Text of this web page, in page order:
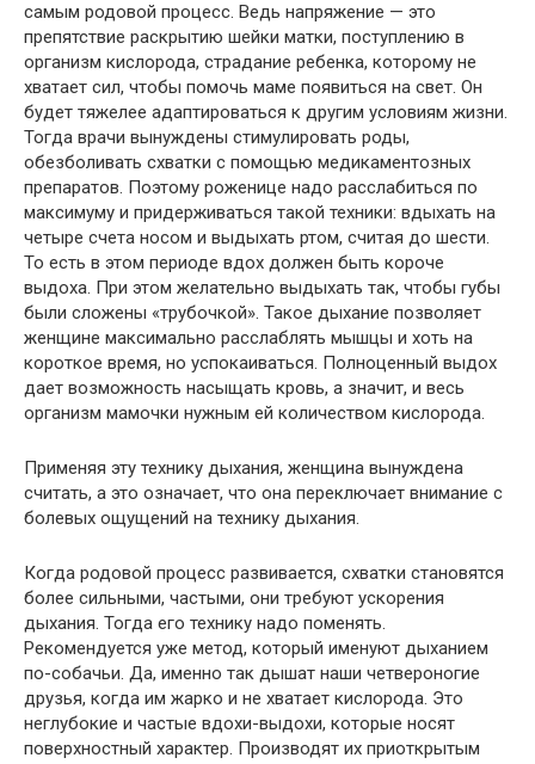
самым родовой процесс. Ведь напряжение — это
препятствие раскрытию шейки матки, поступлению в
организм кислорода, страдание ребенка, которому не
хватает сил, чтобы помочь маме появиться на свет. Он
будет тяжелее адаптироваться к другим условиям жизни.
Тогда врачи вынуждены стимулировать роды,
обезболивать схватки с помощью медикаментозных
препаратов. Поэтому роженице надо расслабиться по
максимуму и придерживаться такой техники: вдыхать на
четыре счета носом и выдыхать ртом, считая до шести.
То есть в этом периоде вдох должен быть короче
выдоха. При этом желательно выдыхать так, чтобы губы
были сложены «трубочкой». Такое дыхание позволяет
женщине максимально расслаблять мышцы и хоть на
короткое время, но успокаиваться. Полноценный выдох
дает возможность насыщать кровь, а значит, и весь
организм мамочки нужным ей количеством кислорода.
Применяя эту технику дыхания, женщина вынуждена
считать, а это означает, что она переключает внимание с
болевых ощущений на технику дыхания.
Когда родовой процесс развивается, схватки становятся
более сильными, частыми, они требуют ускорения
дыхания. Тогда его технику надо поменять.
Рекомендуется уже метод, который именуют дыханием
по-собачьи. Да, именно так дышат наши четвероногие
друзья, когда им жарко и не хватает кислорода. Это
неглубокие и частые вдохи-выдохи, которые носят
поверхностный характер. Производят их приоткрытым